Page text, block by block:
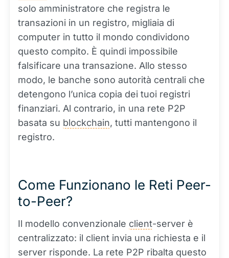
solo amministratore che registra le
transazioni in un registro, migliaia di
computer in tutto il mondo condividono
questo compito. È quindi impossibile
falsificare una transazione. Allo stesso
modo, le banche sono autorità centrali che
detengono l’unica copia dei tuoi registri
finanziari. Al contrario, in una rete P2P
basata su blockchain, tutti mantengono il
registro.
Come Funzionano le Reti Peer-
to-Peer?
Il modello convenzionale client-server è
centralizzato: il client invia una richiesta e il
server risponde. La rete P2P ribalta questo